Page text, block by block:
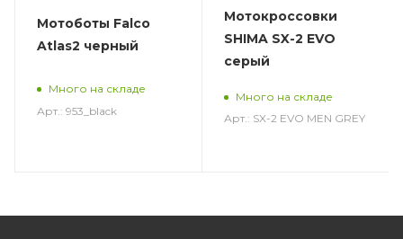
Мотоботы Falco
Atlas2 черный
Много на складе
Арт.: 953_black
Мотокроссовки
SHIMA SX-2 EVO
серый
Много на складе
Арт.: SX-2 EVO MEN GREY